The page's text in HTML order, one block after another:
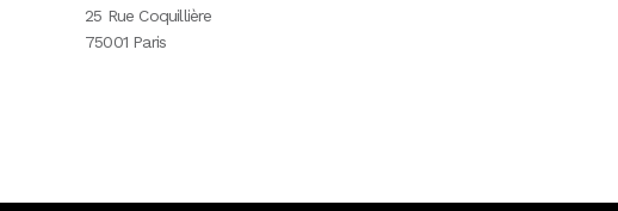
25 Rue Coquillière
75001 Paris